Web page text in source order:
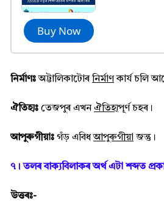
Buy Now
নিৰ্মাণঃঅট্টালিকাটোৰনিৰ্মাণকার্য চলি
ঐতিহ্যঃ তেজপুৰ এখনঐতিহ্য়পূৰ্ণ চহৰ।
আপুৰুগীয়াঃ গঁড় এবিধআপুৰুগীয়া জন্তু।
৭। তলৰ বাক্যবিলাকৰ অৰ্থ এটা শব্দত
উত্তৰঃ-